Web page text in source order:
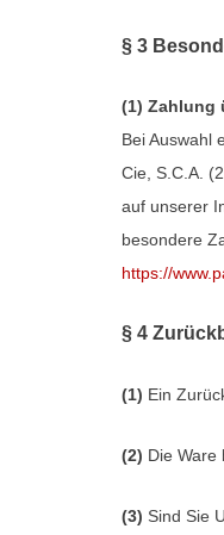
§ 3
(1) Zahlung
Bei Auswahl
Cie, S.C.A.
auf unserer
besondere
https://
§ 4
(1) Ein
(2) Die Ware
(3) Sind Sie